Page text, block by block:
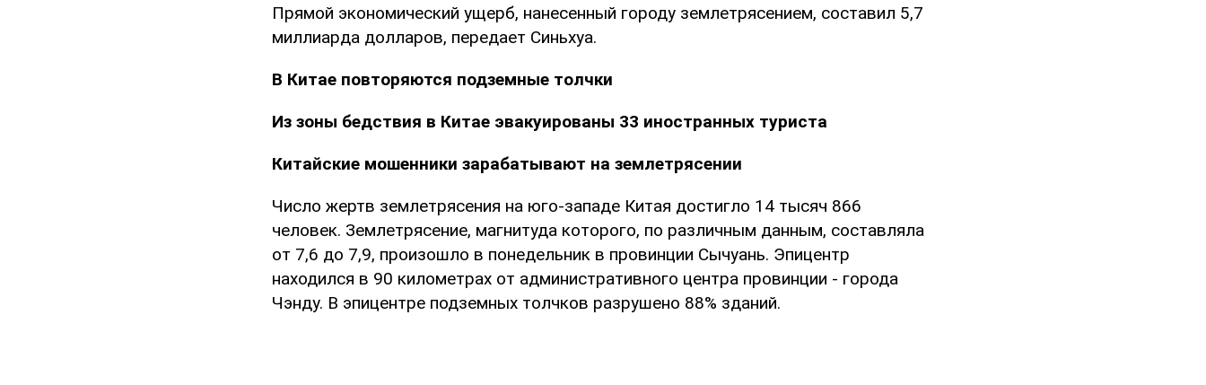
Прямой экономический ущерб, нанесенный городу землетрясением, составил 5,7
миллиарда долларов, передает Синьхуа.
В Китае повторяются подземные толчки
Из зоны бедствия в Китае эвакуированы 33 иностранных туриста
Китайские мошенники зарабатывают на землетрясении
Число жертв землетрясения на юго-западе Китая достигло 14 тысяч 866
человек. Землетрясение, магнитуда которого, по различным данным, составляла
от 7,6 до 7,9, произошло в понедельник в провинции Сычуань. Эпицентр
находился в 90 километрах от административного центра провинции - города
Чэнду. В эпицентре подземных толчков разрушено 88% зданий.